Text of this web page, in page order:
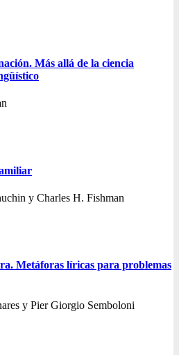
Más allá de la ciencia
y Charles H. Fishman
Metáforas líricas para problemas
y Pier Giorgio Semboloni